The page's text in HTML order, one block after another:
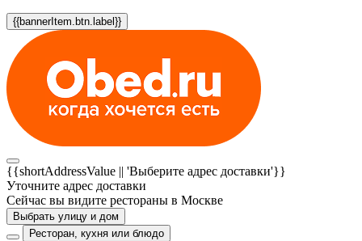
{{bannerItem.btn.label}}
{{shortAddressValue || 'Выберите адрес доставки'}}
Уточните адрес доставки
Сейчас вы видите рестораны в Москве
Выбрать улицу и дом
Ресторан, кухня или блюдо